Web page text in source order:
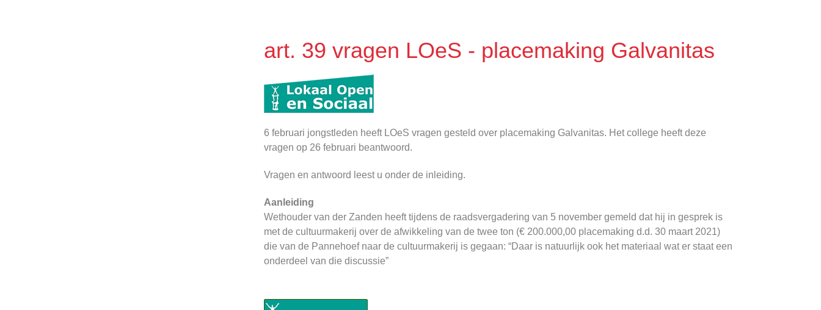
art. 39 vragen LOeS - placemaking Galvanitas
6 februari jongstleden heeft LOeS vragen gesteld over placemaking Galvanitas. Het college heeft deze
vragen op 26 februari beantwoord.
Vragen en antwoord leest u onder de inleiding.
Aanleiding
Wethouder van der Zanden heeft tijdens de raadsvergadering van 5 november gemeld dat hij in gesprek is
met de cultuurmakerij over de afwikkeling van de twee ton (€ 200.000,00 placemaking d.d. 30 maart 2021)
die van de Pannehoef naar de cultuurmakerij is gegaan: “Daar is natuurlijk ook het materiaal wat er staat een
onderdeel van die discussie”